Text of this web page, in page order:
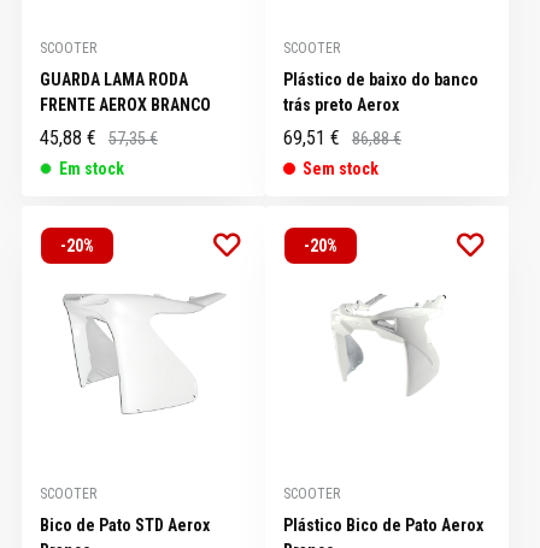
SCOOTER
GUARDA LAMA RODA
FRENTE AEROX BRANCO
45,88 €
57,35 €
Em stock
SCOOTER
Plástico de baixo do banco
trás preto Aerox
69,51 €
86,88 €
Sem stock
-20%
SCOOTER
Bico de Pato STD Aerox
-20%
SCOOTER
Plástico Bico de Pato Aerox